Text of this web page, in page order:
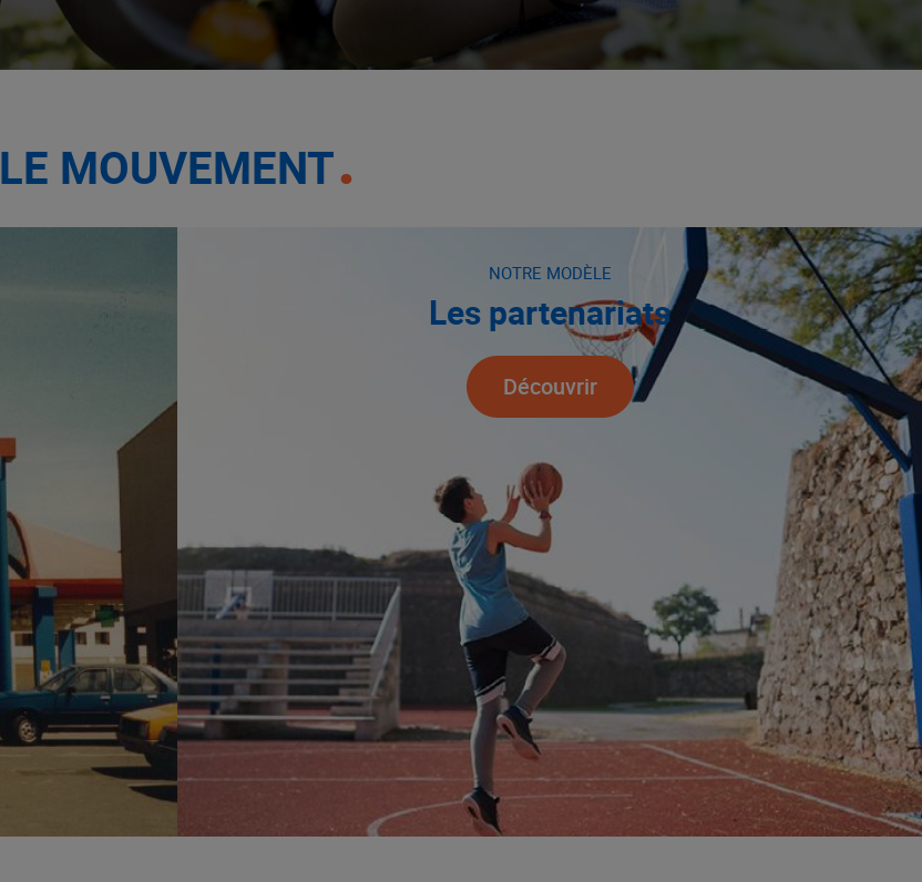
LE MOUVEMENT
NOTRE MODÈLE
Les partenariats
Découvrir